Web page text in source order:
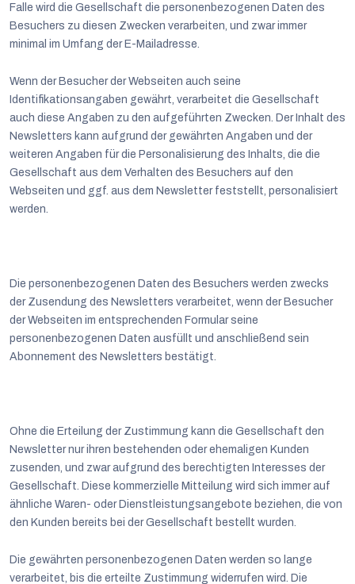
Falle wird die Gesellschaft die personenbezogenen Daten des
Besuchers zu diesen Zwecken verarbeiten, und zwar immer
minimal im Umfang der E-Mailadresse.
Wenn der Besucher der Webseiten auch seine
Identifikationsangaben gewährt, verarbeitet die Gesellschaft
auch diese Angaben zu den aufgeführten Zwecken. Der Inhalt des
Newsletters kann aufgrund der gewährten Angaben und der
weiteren Angaben für die Personalisierung des Inhalts, die die
Gesellschaft aus dem Verhalten des Besuchers auf den
Webseiten und ggf. aus dem Newsletter feststellt, personalisiert
werden.
Die personenbezogenen Daten des Besuchers werden zwecks
der Zusendung des Newsletters verarbeitet, wenn der Besucher
der Webseiten im entsprechenden Formular seine
personenbezogenen Daten ausfüllt und anschließend sein
Abonnement des Newsletters bestätigt.
Ohne die Erteilung der Zustimmung kann die Gesellschaft den
Newsletter nur ihren bestehenden oder ehemaligen Kunden
zusenden, und zwar aufgrund des berechtigten Interesses der
Gesellschaft. Diese kommerzielle Mitteilung wird sich immer auf
ähnliche Waren- oder Dienstleistungsangebote beziehen, die von
den Kunden bereits bei der Gesellschaft bestellt wurden.
Die gewährten personenbezogenen Daten werden so lange
verarbeitet, bis die erteilte Zustimmung widerrufen wird. Die